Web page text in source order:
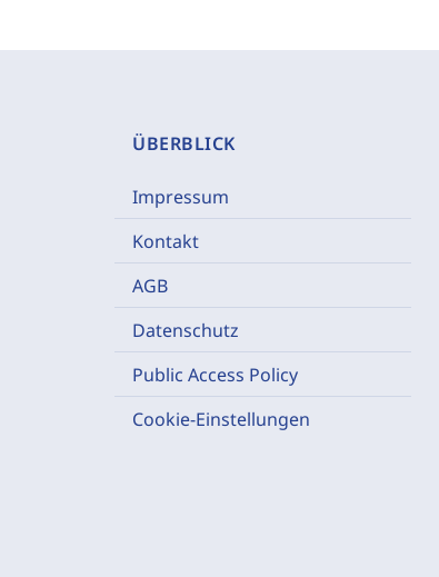
ÜBERBLICK
Impressum
Kontakt
AGB
Datenschutz
Public Access Policy
Cookie-Einstellungen